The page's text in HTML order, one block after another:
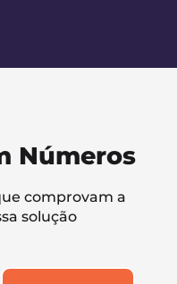
Números
comprovam a
solução